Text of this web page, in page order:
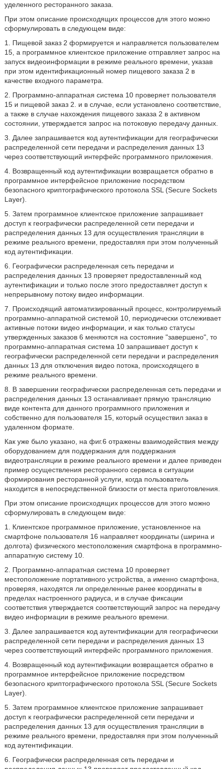
уделенного ресторанного заказа.
При этом описание происходящих процессов для этого можно
сформулировать в следующем виде:
1. Пищевой заказ 2 формируется и направляется пользователем
15, а программное клиентское приложение отправляет запрос на
запуск видеоинформации в режиме реального времени, указав
при этом идентификационный номер пищевого заказа 2 в
качестве входного параметра.
2. Программно-аппаратная система 10 проверяет пользователя
15 и пищевой заказ 2. и в случае, если установлено соответствие,
а также в случае нахождения пищевого заказа 2 в активном
состоянии, утверждается запрос на потоковую передачу данных.
3. Далее запрашивается код аутентификации для географически
распределенной сети передачи и распределения данных 13
через соответствующий интерфейс программного приложения.
4. Возвращенный код аутентификации возвращается обратно в
программное интерфейсное приложение посредством
безопасного криптографического протокола SSL (Secure Sockets
Layer).
5. Затем программное клиентское приложение запрашивает
доступ к географически распределенной сети передачи и
распределения данных 13 для осуществления трансляции в
режиме реального времени, предоставляя при этом полученный
код аутентификации.
6. Географически распределенная сеть передачи и
распределения данных 13 проверяет предоставленный код
аутентификации и только после этого предоставляет доступ к
непрерывному потоку видео информации.
7. Происходящий автоматизированный процесс, контролируемый
программно-аппаратной системой 10, периодически отслеживает
активные потоки видео информации, и как только статусы
утвержденных заказов 6 меняются на состояние "завершено", то
программно-аппаратная система 10 запрашивает доступ к
географически распределенной сети передачи и распределения
данных 13 для отключения видео потока, происходящего в
режиме реального времени.
8. В завершении географически распределенная сеть передачи и
распределения данных 13 останавливает прямую трансляцию
виде контента для данного программного приложения и
собственно для пользователя 15, который осуществил заказ в
удаленном формате.
Как уже было указано, на фиг.6 отражены взаимодействия между
оборудованием для поддержания для поддержания
видеотрансляции в режиме реального времени и далее приведен
пример осуществления ресторанного сервиса в ситуации
формирования ресторанной услуги, когда пользователь
находится в непосредственной близости от места приготовления.
При этом описание происходящих процессов для этого можно
сформулировать в следующем виде:
1. Клиентское программное приложение, установленное на
смартфоне пользователя 16 направляет координаты (ширина и
долгота) физического местоположения смартфона в программно-
аппаратную систему 10.
2. Программно-аппаратная система 10 проверяет
местоположение портативного устройства, а именно смартфона,
проверяя, находятся ли определенные ранее координаты в
пределах настроенного радиуса, и в случае фиксации
соответствия утверждается соответствующий запрос на передачу
видео информации в режиме реального времени.
3. Далее запрашивается код аутентификации для географически
распределенной сети передачи и распределения данных 13
через соответствующий интерфейс программного приложения.
4. Возвращенный код аутентификации возвращается обратно в
программное интерфейсное приложение посредством
безопасного криптографического протокола SSL (Secure Sockets
Layer).
5. Затем программное клиентское приложение запрашивает
доступ к географически распределенной сети передачи и
распределения данных 13 для осуществления трансляции в
режиме реального времени, предоставляя при этом полученный
код аутентификации.
6. Географически распределенная сеть передачи и